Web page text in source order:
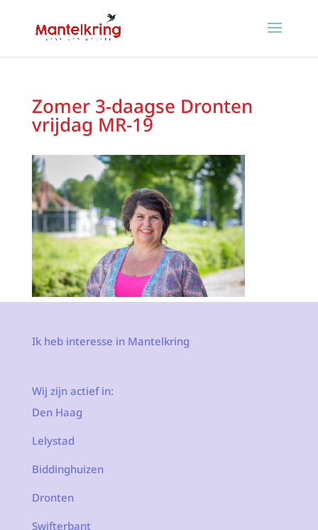
Zomer 3-daagse Dronten
vrijdag MR-19
Ik heb interesse in Mantelkring
Wij zijn actief in:
Den Haag
Lelystad
Biddinghuizen
Dronten
Swifterbant